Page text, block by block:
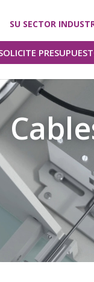
SU SECTOR